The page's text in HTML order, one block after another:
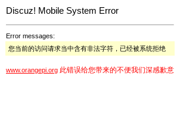
Discuz! Mobile System Error
Error messages:
您当前的访问请求当中含有非法字符，已经被系统拒绝
www.orangepi.org 此错误给您带来的不便我们深感歉意